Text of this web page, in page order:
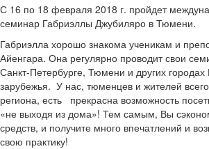
С 16 по 18 февраля 2018 г. пройдет
семинар Габриэллы Джубиляро в Тюмени.
Габриэлла хорошо знакома ученикам и
Айенгара. Она регулярно проводит свои
Санкт-Петербурге, Тюмени и других городах
зарубежья. У нас, тюменцев и жителей
региона, есть прекрасна возможность
«не выходя из дома»! Тем самым, Вы
средств, и получите много впечатлений и
свою практику!